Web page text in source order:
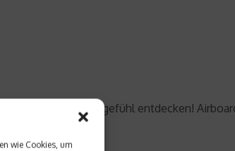
wie Cookies, um
Schlitten-Fahrgefühl entdecken!